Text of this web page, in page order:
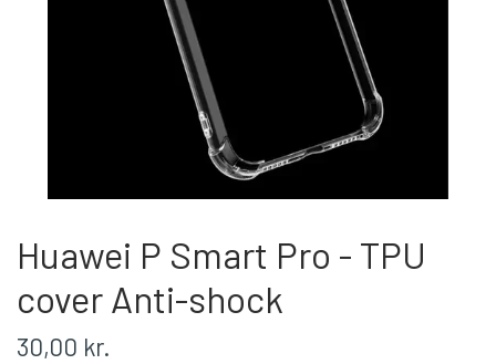
Huawei P Smart Pro - TPU
cover Anti-shock
30,00 kr.